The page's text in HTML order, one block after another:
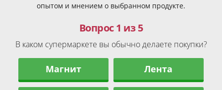
опытом и мнением о выбранном продукте.
Вопрос 1 из 5
В каком супермаркете вы обычно делаете покупки?
Магнит Лента